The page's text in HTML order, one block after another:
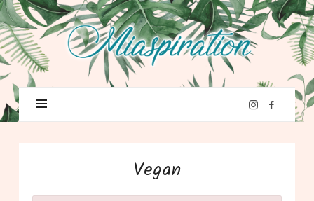
Vegan